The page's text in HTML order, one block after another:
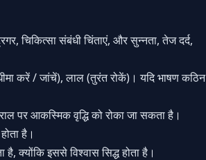
चिकित्सा संबंधी चिंताएं, और सुन्नता, तेज दर्द,
करें / जांचें), लाल (तुरंत रोकें)। यदि भाषण कठिन
पर आकस्मिक वृद्धि को रोका जा सकता है।
है।
क्योंकि इससे विश्वास सिद्ध होता है।